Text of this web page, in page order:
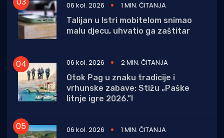
06 kol. 2026
1 MIN. ČITANJA
Talijan u Istri mobitelom snimao
malu djecu, uhvatio ga zaštitar
06 kol. 2026
2 MIN. ČITANJA
Otok Pag u znaku tradicije i
vrhunske zabave: Stižu „Paške
litnje igre 2026.”!
06 kol. 2026 1 MIN. ČITANJA